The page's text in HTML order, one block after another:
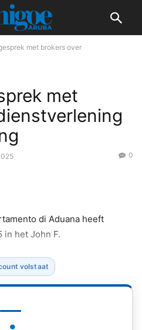
met brokers over
met
0
di Aduana heeft
in het John F.
volstaat